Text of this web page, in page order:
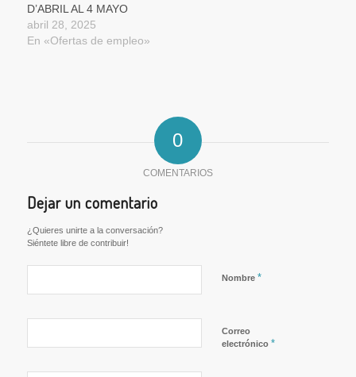
D’ABRIL AL 4 MAYO
abril 28, 2025
En «Ofertas de empleo»
0
COMENTARIOS
Dejar un comentario
¿Quieres unirte a la conversación?
Siéntete libre de contribuir!
Nombre *
Correo
electrónico *